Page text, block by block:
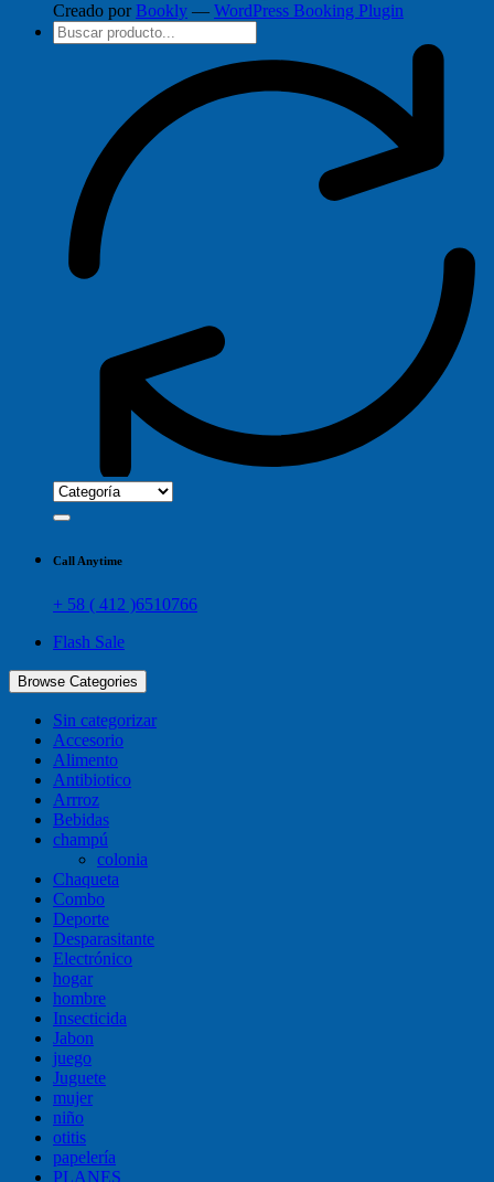
Creado por Bookly — WordPress Booking Plugin
Call Anytime
+ 58 ( 412 )6510766
Flash Sale
Browse Categories
Sin categorizar
Accesorio
Alimento
Antibiotico
Arrroz
Bebidas
champú
colonia
Chaqueta
Combo
Deporte
Desparasitante
Electrónico
hogar
hombre
Insecticida
Jabon
juego
Juguete
mujer
niño
otitis
papelería
PLANES